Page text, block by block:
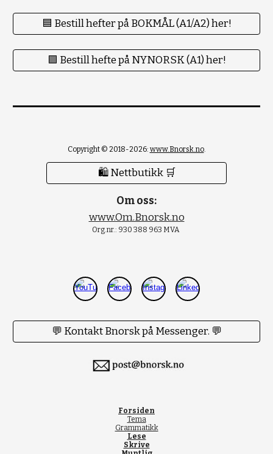
🟦 Bestill hefter på BOKMÅL (A1/A2) her!
🟪 Bestill hefte på NYNORSK (A1) her!
Copyright © 2018-2026: www.Bnorsk.no.
🛍 Nettbutikk 🛒
Om oss:
www.Om.Bnorsk.no
Org.nr.: 930 388 963 MVA
💬 Kontakt Bnorsk på Messenger. 💬
Forsiden
Tema
Grammatikk
Lese
Skrive